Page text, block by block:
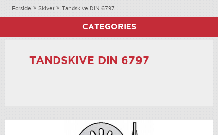
Forside Skiver Tandskive DIN 6797
CATEGORIES
TANDSKIVE DIN 6797